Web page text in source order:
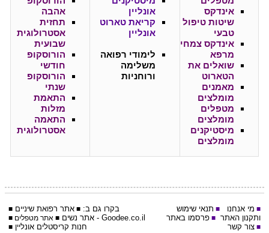
אינדקס
שיטות טיפול
טבעי
אינדקס צמחי
מרפא
שואלים את
הטארוט
מאמנים
מומלצים
מטפלים
מומלצים
מיסטיקנים
מומלצים
אונליין
קריאת טארוט
אונליין
לימודי רפואה
משלימה
ורוחניות
אהבה
תחזית
אסטרולוגית
שבועית
הורוסקופ
חודשי
הורוסקופ
שנתי
התאמת
מזלות
התאמה
אסטרולוגית
■ מי אנחנו ■ תנאי שימוש
ותקנון האתר ■ פרסמו באתר
■ צור קשר
בקרו גם ב: ■ אתר רפואת שיניים ■
Goodee.co.il - אתר נשים ■ אתר מטפלים ■
חנות קריסטלים אונליין ■